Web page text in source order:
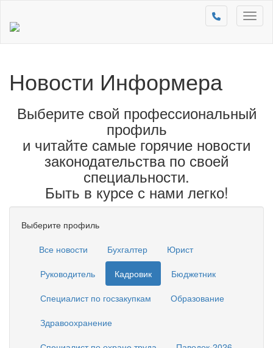
Новости Информера
Выберите свой профессиональный
профиль
и читайте самые горячие новости
законодательства по своей
специальности.
Быть в курсе с нами легко!
Выберите профиль
Все новости
Бухгалтер
Юрист
Руководитель
Кадровик
Бюджетник
Специалист по госзакупкам
Образование
Здравоохранение